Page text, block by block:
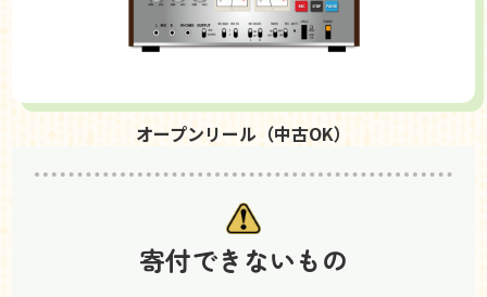
オープンリール（中古OK）
寄付できないもの